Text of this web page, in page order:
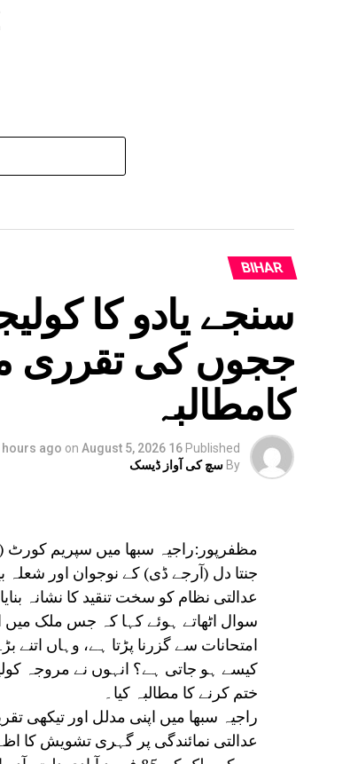
BIHAR
سنجے یادو کا
ججوں کی تقرری
کامطالبہ
Published
16 hours ago
on August 5, 2026
By سچ کی آواز ڈیسک
جنتا دل (آرجے ڈی) کے نوجوان اور
عدالتی نظام کو سخت تنقید کا نشانہ
سوال اٹھاتے ہوئے کہا کہ جس ملک
امتحانات سے گزرنا پڑتا ہے، وہاں
کیسے ہو جاتی ہے؟ انہوں نے مروجہ
ختم کرنے کا مطالبہ کیا۔
راجیہ سبھا میں اپنی مدلل اور تیکھی
عدالتی نمائندگی پر گہری تشویش کا